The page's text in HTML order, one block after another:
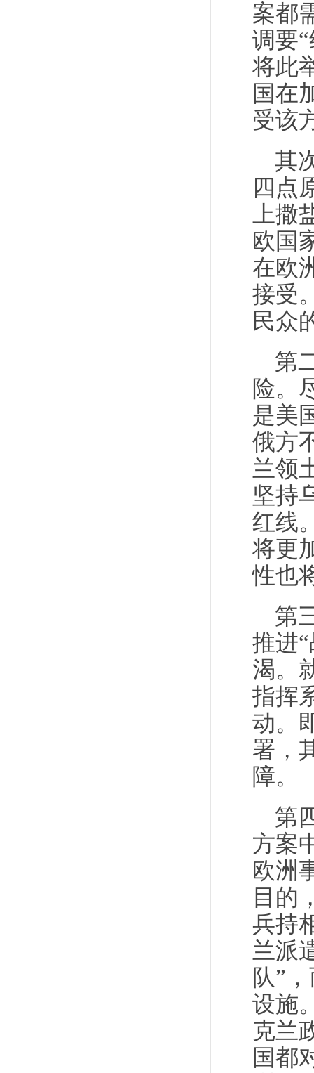
案都
调要
将此
国在
受该
其
四点
上
欧国
在欧
接受
民众
第
险。
是美
俄方
兰领
坚持
红线
将更
性也
第
推进
渴。
指挥
动。
署，
障。
第
方案
欧洲
目的
兵持
兰派
队”
设施
克兰
国都